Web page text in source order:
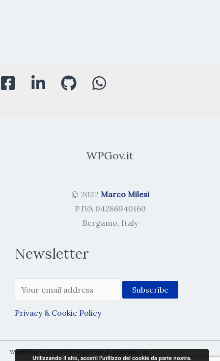
WPGov.it
© 2022 Marco Milesi
P.IVA 04286940160
Bergamo, Italy
Newsletter
Privacy & Cookie Policy
WordPress è un Marchio Registrato di Automattic, Inc.
Utilizzando il sito, accetti l'utilizzo dei cookie da parte nostra.